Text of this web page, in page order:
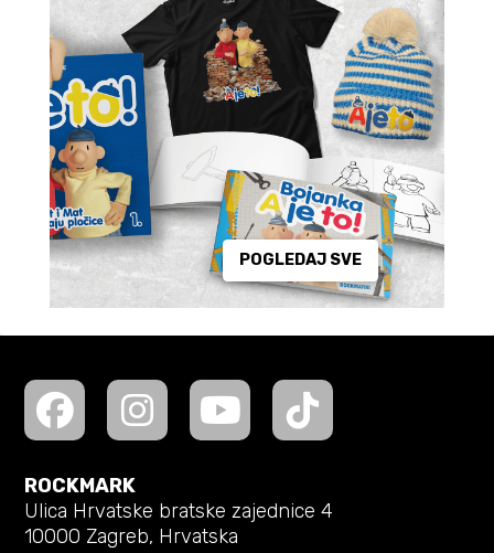
POGLEDAJ SVE
ROCKMARK
Ulica Hrvatske bratske zajednice 4
10000 Zagreb, Hrvatska